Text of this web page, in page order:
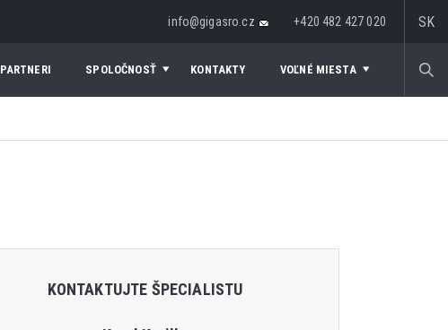
info@gigasro.cz +420 482 427 020 SK
PARTNERI SPOLOČNOSŤ KONTAKTY VOĽNÉ MIESTA
KONTAKTUJTE ŠPECIALISTU